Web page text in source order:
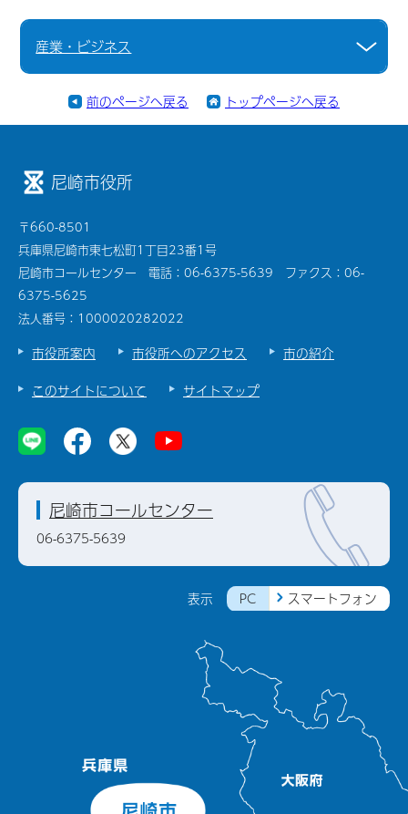
産業・ビジネス
前のページへ戻る トップページへ戻る
尼崎市役所
〒660-8501
兵庫県尼崎市東七松町1丁目23番1号
尼崎市コールセンター 電話：06-6375-5639 ファクス：06-
6375-5625
法人番号：1000020282022
市役所案内 市役所へのアクセス
市の紹介
このサイトについて
サイトマップ
表示 PC スマートフォン
尼崎市コールセンター
06-6375-5639